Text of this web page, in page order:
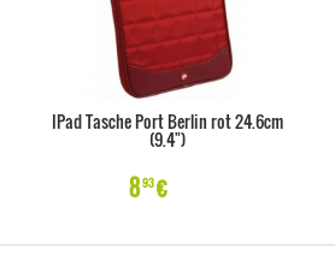
IPad Tasche Port Berlin rot 24.6cm
(9.4")
893€